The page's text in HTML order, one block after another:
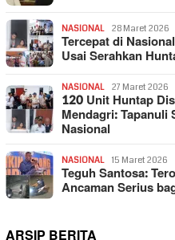
NASIONAL 28 Maret 2026
Tercepat di
Usai Serahkan
NASIONAL 27 Maret 2026
120 Unit Huntap
Mendagri: Tapanuli
Nasional
NASIONAL 15 Maret 2026
Teguh Santosa:
Ancaman Serius